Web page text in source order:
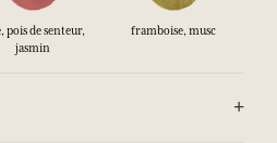
pois de senteur,
jasmin
framboise, musc